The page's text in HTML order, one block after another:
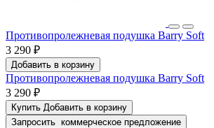
Противопролежневая подушка Barry Soft
3 290 ₽
Добавить в корзину
Противопролежневая подушка Barry Soft
3 290 ₽
Купить Добавить в корзину
Запросить коммерческое предложение